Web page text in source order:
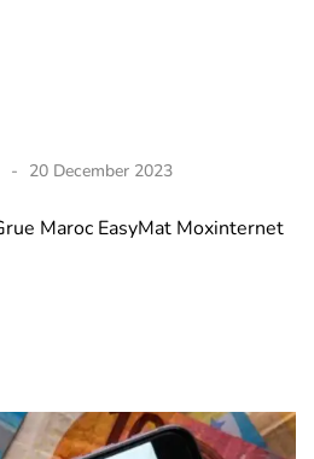
20 December 2023
Maroc EasyMat Moxinternet